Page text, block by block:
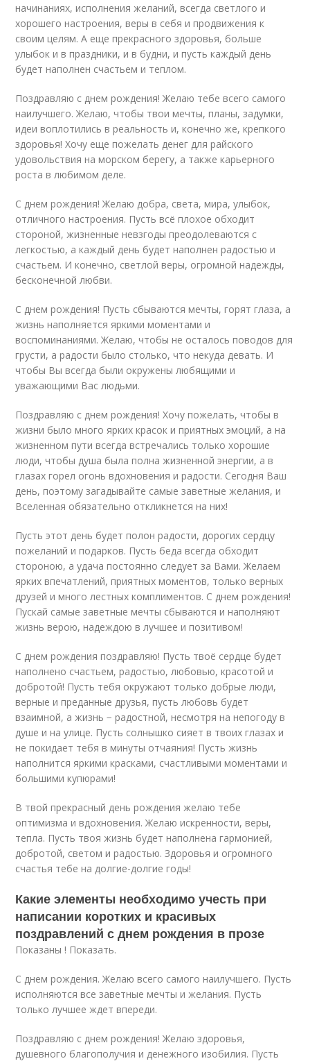
начинаниях, исполнения желаний, всегда светлого и
хорошего настроения, веры в себя и продвижения к
своим целям. А еще прекрасного здоровья, больше
улыбок и в праздники, и в будни, и пусть каждый день
будет наполнен счастьем и теплом.
Поздравляю с днем рождения! Желаю тебе всего самого
наилучшего. Желаю, чтобы твои мечты, планы, задумки,
идеи воплотились в реальность и, конечно же, крепкого
здоровья! Хочу еще пожелать денег для райского
удовольствия на морском берегу, а также карьерного
роста в любимом деле.
С днем рождения! Желаю добра, света, мира, улыбок,
отличного настроения. Пусть всё плохое обходит
стороной, жизненные невзгоды преодолеваются с
легкостью, а каждый день будет наполнен радостью и
счастьем. И конечно, светлой веры, огромной надежды,
бесконечной любви.
С днем рождения! Пусть сбываются мечты, горят глаза, а
жизнь наполняется яркими моментами и
воспоминаниями. Желаю, чтобы не осталось поводов для
грусти, а радости было столько, что некуда девать. И
чтобы Вы всегда были окружены любящими и
уважающими Вас людьми.
Поздравляю с днем рождения! Хочу пожелать, чтобы в
жизни было много ярких красок и приятных эмоций, а на
жизненном пути всегда встречались только хорошие
люди, чтобы душа была полна жизненной энергии, а в
глазах горел огонь вдохновения и радости. Сегодня Ваш
день, поэтому загадывайте самые заветные желания, и
Вселенная обязательно откликнется на них!
Пусть этот день будет полон радости, дорогих сердцу
пожеланий и подарков. Пусть беда всегда обходит
стороною, а удача постоянно следует за Вами. Желаем
ярких впечатлений, приятных моментов, только верных
друзей и много лестных комплиментов. С днем рождения!
Пускай самые заветные мечты сбываются и наполняют
жизнь верою, надеждою в лучшее и позитивом!
С днем рождения поздравляю! Пусть твоё сердце будет
наполнено счастьем, радостью, любовью, красотой и
добротой! Пусть тебя окружают только добрые люди,
верные и преданные друзья, пусть любовь будет
взаимной, а жизнь − радостной, несмотря на непогоду в
душе и на улице. Пусть солнышко сияет в твоих глазах и
не покидает тебя в минуты отчаяния! Пусть жизнь
наполнится яркими красками, счастливыми моментами и
большими купюрами!
В твой прекрасный день рождения желаю тебе
оптимизма и вдохновения. Желаю искренности, веры,
тепла. Пусть твоя жизнь будет наполнена гармонией,
добротой, светом и радостью. Здоровья и огромного
счастья тебе на долгие-долгие годы!
Какие элементы необходимо учесть при
написании коротких и красивых
поздравлений с днем рождения в прозе
Показаны ! Показать.
С днем рождения. Желаю всего самого наилучшего. Пусть
исполняются все заветные мечты и желания. Пусть
только лучшее ждет впереди.
Поздравляю с днем рождения! Желаю здоровья,
душевного благополучия и денежного изобилия. Пусть